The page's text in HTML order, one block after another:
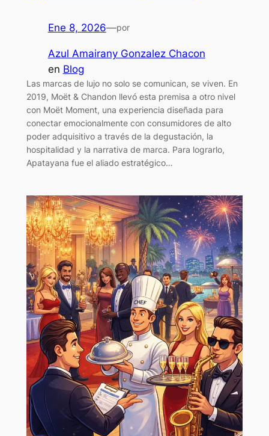
Ene 8, 2026—por
Azul Amairany Gonzalez Chacon
en Blog
Las marcas de lujo no solo se comunican, se viven. En
2019, Moët & Chandon llevó esta premisa a otro nivel
con Moët Moment, una experiencia diseñada para
conectar emocionalmente con consumidores de alto
poder adquisitivo a través de la degustación, la
hospitalidad y la narrativa de marca. Para lograrlo,
Apatayana fue el aliado estratégico…